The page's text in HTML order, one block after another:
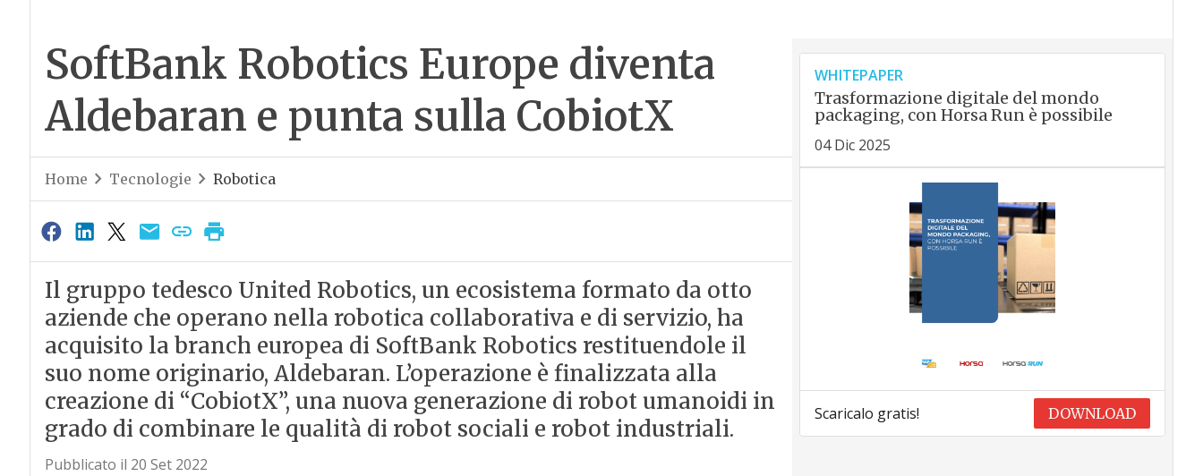
SoftBank Robotics Europe diventa
Aldebaran e punta sulla CobiotX
Home Tecnologie Robotica
Il gruppo tedesco United Robotics, un ecosistema formato da otto
aziende che operano nella robotica collaborativa e di servizio, ha
acquisito la branch europea di SoftBank Robotics restituendole il
suo nome originario, Aldebaran. L’operazione è finalizzata alla
creazione di “CobiotX”, una nuova generazione di robot umanoidi in
grado di combinare le qualità di robot sociali e robot industriali.
Pubblicato il 20 Set 2022
WHITEPAPER
Trasformazione digitale del mondo
packaging, con Horsa Run è possibile
04 Dic 2025
Scaricalo gratis! DOWNLOAD